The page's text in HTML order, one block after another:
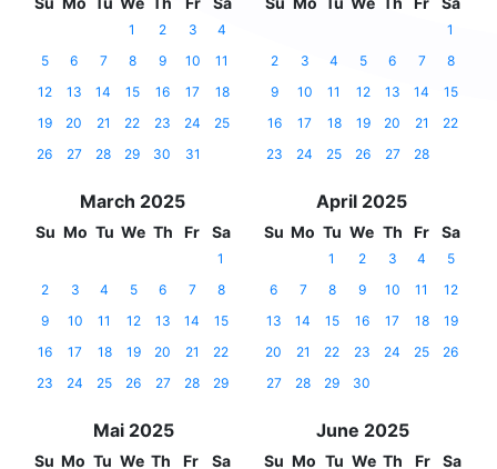
1 2 3
4
5
6 7 8 9 10
11
12
13 14 15 16 17
18
19
20 21 22 23 24
25
26
27 28 29 30 31
1
2
3 4 5 6 7
8
9
10 11 12 13 14
15
16
17 18 19 20 21
22
23
24 25 26 27 28
March 2025
Su Mo Tu We Th Fr Sa
1
2
3 4 5 6 7
8
9
10 11 12 13 14
15
16
17 18 19 20 21
22
23
24 25 26 27 28 29
April 2025
Su Mo Tu We Th Fr Sa
1 2 3 4
5
6
7 8 9 10 11
12
13
14 15 16 17 18
19
20
21 22 23 24 25
26
27
28 29 30
Mai 2025
Su Mo Tu We Th Fr Sa
June 2025
Su Mo Tu We Th Fr Sa